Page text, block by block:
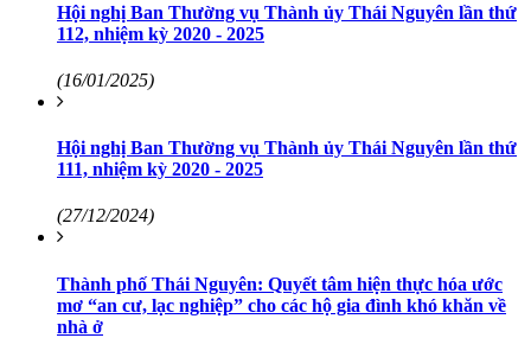
Hội nghị Ban Thường vụ Thành ủy Thái Nguyên lần thứ
112, nhiệm kỳ 2020 - 2025
(16/01/2025)
Hội nghị Ban Thường vụ Thành ủy Thái Nguyên lần thứ
111, nhiệm kỳ 2020 - 2025
(27/12/2024)
Thành phố Thái Nguyên: Quyết tâm hiện thực hóa ước
mơ “an cư, lạc nghiệp” cho các hộ gia đình khó khăn về
nhà ở